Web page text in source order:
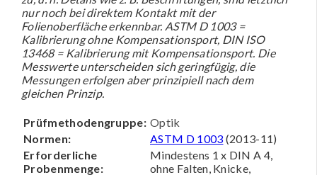
nur noch bei direktem Kontakt mit der
Folienoberfläche erkennbar. ASTM D 1003 =
Kalibrierung ohne Kompensationsport, DIN ISO
13468 = Kalibrierung mit Kompensationsport. Die
Messwerte unterscheiden sich geringfügig, die
Messungen erfolgen aber prinzipiell nach dem
gleichen Prinzip.
Prüfmethodengruppe: Optik
Normen:
ASTM D 1003 (2013-11)
Erforderliche
Probenmenge:
Mindestens 1 x DIN A 4,
ohne Falten, Knicke,